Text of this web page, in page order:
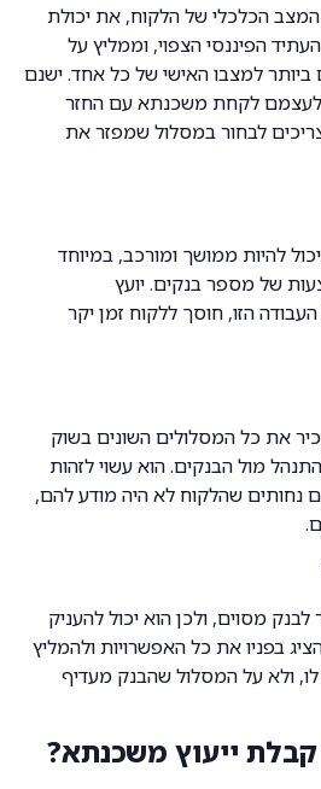
הכלכלי של הלקוח, את יכולת
הפיננסי הצפוי, וממליץ על
למצבו האישי של כל אחד. ישנם
לעצמם לקחת משכנתא עם החזר
לבחור במסלול שמפזר את
להיות ממושך ומורכב, במיוחד
של מספר בנקים. יועץ
הזו, חוסך ללקוח זמן יקר
את כל המסלולים השונים בשוק
מול הבנקים. הוא עשוי לזהות
נחותים שהלקוח לא היה מודע להם,
מסוים, ולכן הוא יכול להעניק
בפניו את כל האפשרויות ולהמליץ
ולא על המסלול שהבנק מעדיף
ייעוץ משכנתא?